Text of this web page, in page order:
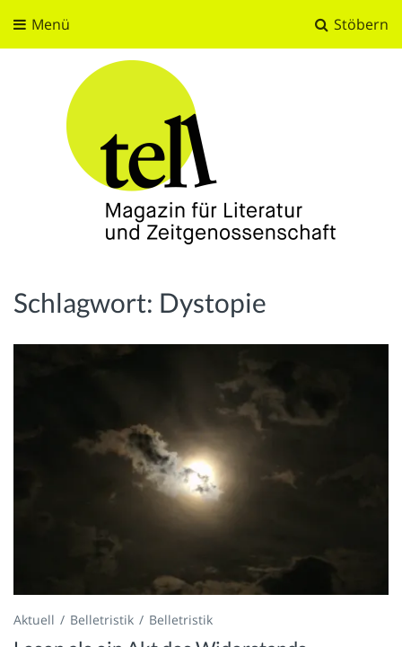
Stöbern
Menü
Schlagwort: Dystopie
Aktuell Belletristik Belletristik